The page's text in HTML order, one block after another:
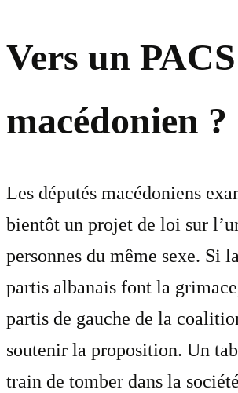
Vers un PACS
macédonien ?
Les députés macédoniens
bientôt un projet de loi sur
personnes du même sexe. Si
partis albanais font la
partis de gauche de la
soutenir la proposition. Un
train de tomber dans la société